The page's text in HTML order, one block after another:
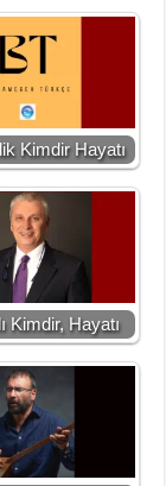
Kimdir Hayatı
Kimdir, Hayatı